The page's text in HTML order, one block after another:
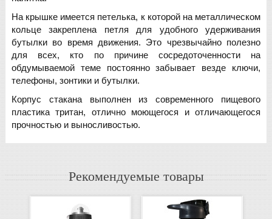
На крышке имеется петелька, к которой на металлическом
кольце закреплена петля для удобного удерживания
бутылки во время движения. Это чрезвычайно полезно
для всех, кто по причине сосредоточенности на
обдумываемой теме постоянно забывает везде ключи,
телефоны, зонтики и бутылки.
Корпус стакана выполнен из современного пищевого
пластика тритан, отлично моющегося и отличающегося
прочностью и выносливостью.
Рекомендуемые товары